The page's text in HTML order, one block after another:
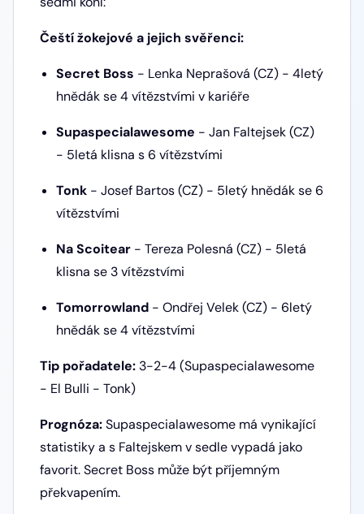
Čeští žokejové a jejich svěřenci:
Secret Boss - Lenka Neprašová (CZ) - 4letý
hnědák se 4 vítězstvími v kariéře
Supaspecialawesome - Jan Faltejsek (CZ)
- 5letá klisna s 6 vítězstvími
Tonk - Josef Bartos (CZ) - 5letý hnědák se 6
vítězstvími
Na Scoitear - Tereza Polesná (CZ) - 5letá
klisna se 3 vítězstvími
Tomorrowland - Ondřej Velek (CZ) - 6letý
hnědák se 4 vítězstvími
Tip pořadatele: 3-2-4 (Supaspecialawesome
- El Bulli - Tonk)
Prognóza:Supaspecialawesome má vynikající
statistiky a s Faltejskem v sedle vypadá jako
favorit. Secret Boss může být příjemným
překvapením.